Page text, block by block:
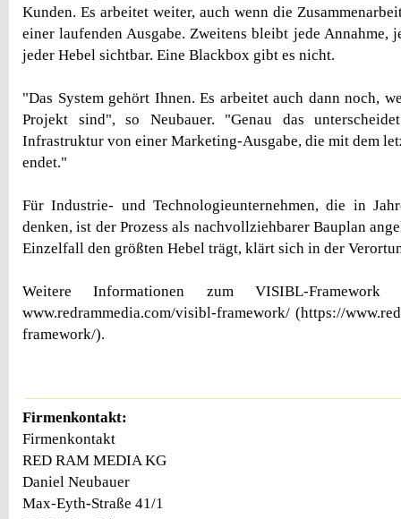
Kunden. Es arbeitet weiter, auch wenn die
einer laufenden Ausgabe. Zweitens bleibt jede Annahme,
jeder Hebel sichtbar. Eine Blackbox gibt es nicht.
"Das System gehört Ihnen. Es arbeitet auch dann noch,
Projekt sind", so Neubauer. "Genau das
Infrastruktur von einer Marketing-Ausgabe, die mit dem
endet."
Für Industrie- und Technologieunternehmen, die in
denken, ist der Prozess als nachvollziehbarer Bauplan
Einzelfall den größten Hebel trägt, klärt sich in der
Weitere Informationen zum VISIBL-
www.redrammedia.com/visibl-framework/ (https://
framework/).
Firmenkontakt:
Firmenkontakt
RED RAM MEDIA KG
Daniel Neubauer
Max-Eyth-Straße 41/1